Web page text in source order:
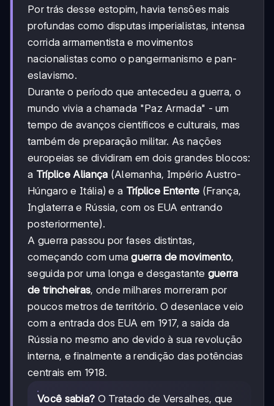
Por trás desse estopim, havia tensões mais
profundas como disputas imperialistas, intensa
corrida armamentista e movimentos
nacionalistas como o pangermanismo e pan-
eslavismo.
Durante o período que antecedeu a guerra, o
mundo vivia a chamada "Paz Armada" - um
tempo de avanços científicos e culturais, mas
também de preparação militar. As nações
europeias se dividiram em dois grandes blocos:
a Tríplice Aliança (Alemanha, Império Austro-
Húngaro e Itália) e a Tríplice Entente (França,
Inglaterra e Rússia, com os EUA entrando
posteriormente).
A guerra passou por fases distintas,
começando com umaguerra de movimento,
seguida por uma longa e desgastante guerra
de trincheiras, onde milhares morreram por
poucos metros de território. O desenlace veio
com a entrada dos EUA em 1917, a saída da
Rússia no mesmo ano devido à sua revolução
interna, e finalmente a rendição das potências
centrais em 1918.
Você sabia? O Tratado de Versalhes, que